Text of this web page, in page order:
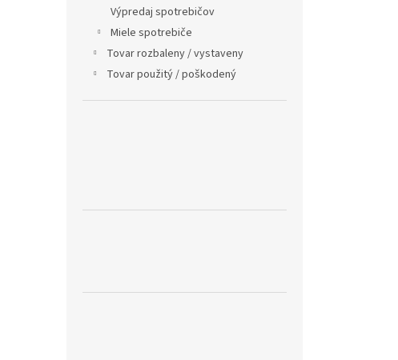
Výpredaj spotrebičov
Miele spotrebiče
Tovar rozbaleny / vystaveny
Tovar použitý / poškodený